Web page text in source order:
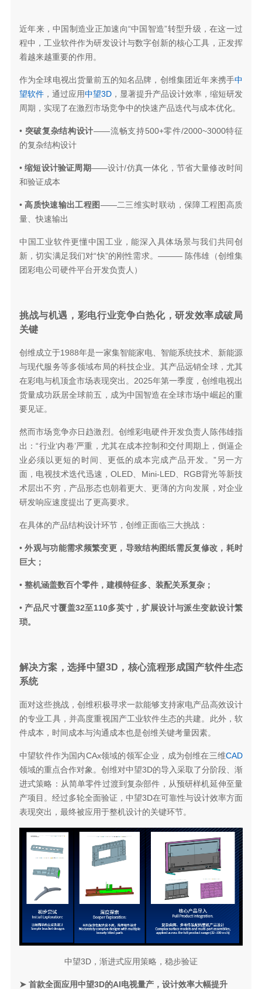
近年来，中国制造业正加速向“中国智造”转型升级，在这一过
程中，工业软件作为研发设计与数字创新的核心工具，正发挥
着越来越重要的作用。
作为全球电视出货量前五的知名品牌，创维集团近年来携手中
望软件，通过应用中望3D ，显著提升产品设计效率，缩短研发
周期，实现了在激烈市场竞争中的快速产品迭代与成本优化。
• 突破复杂结构设计——流畅支持500+零件/2000~3000特征
的复杂结构设计
•缩短设计验证周期——设计/仿真一体化，节省大量修改时间
和验证成本
•高质快速输出工程图——二三维实时联动，保障工程图高质
量、快速输出
中国工业软件更懂中国工业，能深入具体场景与我们共同创
新，切实满足我们对“快”的刚性需求。 ——— 陈伟雄（创维集
团彩电公司硬件平台开发负责人）
挑战与机遇，彩电行业竞争白热化，研发效率成破局
关键
创维成立于1988年是一家集智能家电、智能系统技术、新能源
与现代服务等多领域布局的科技企业。其产品远销全球，尤其
在彩电与机顶盒市场表现突出。2025年第一季度，创维电视出
货量成功跃居全球前五 ，成为中国智造在全球市场中崛起的重
要见证。
然而市场竞争亦日趋激烈。创维彩电硬件开发负责人陈伟雄指
出：“行业‘内卷’严重，尤其在成本控制和交付周期上，倒逼企
业必须以更短的时间、更低的成本完成产品开发。”另一方
面，电视技术迭代迅速，OLED、Mini-LED、RGB背光等新技
术层出不穷，产品形态也朝着更大、更薄的方向发展，对企业
研发响应速度提出了更高要求。
在具体的产品结构设计环节，创维正面临三大挑战：
•外观与功能需求频繁变更，导致结构图纸需反复修改，耗时
巨大；
• 整机涵盖数百个零件，建模特征多、装配关系复杂；
• 产品尺寸覆盖32至110多英寸，扩展设计与派生变款设计繁
琐。
解决方案，选择中望3D，核心流程形成国产软件生态
系统
面对这些挑战，创维积极寻求一款能够支持家电产品高效设计
的专业工具，并高度重视国产工业软件生态的共建。此外，软
件成本，时间成本与沟通成本也是创维关键考量因素。
中望软件作为国内CAx领域的领军企业，成为创维在三维CAD
领域的重点合作对象。创维对中望3D的导入采取了分阶段、渐
进式策略：从简单零件过渡到复杂部件，从预研样机延伸至量
产项目。经过多轮全面验证，中望3D在可靠性与设计效率方面
表现突出，最终被应用于整机设计的关键环节。
中望3D，渐进式应用策略，稳步验证
➤ 首款全面应用中望3D的AI电视量产，设计效率大幅提升